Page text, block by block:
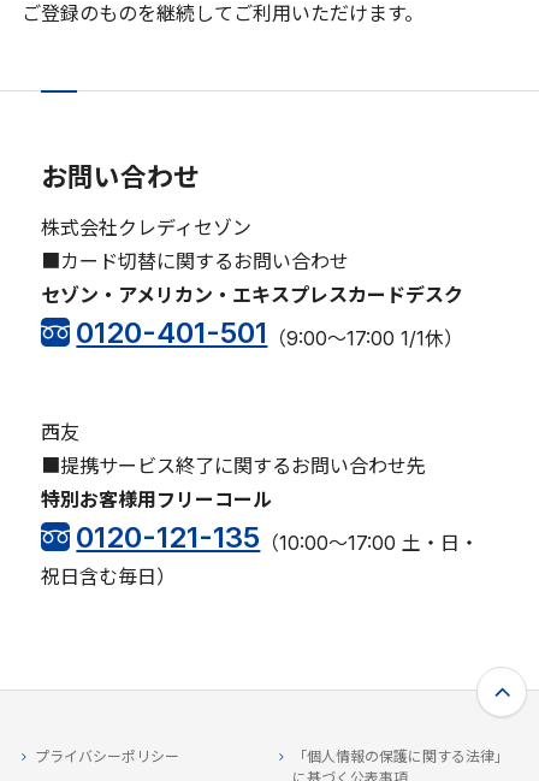
ご登録のものを継続してご利用いただけます。
お問い合わせ
株式会社クレディセゾン
■カード切替に関するお問い合わせ
セゾン・アメリカン・エキスプレスカードデスク
0120-401-501 （9:00～17:00 1/1休）
西友
■提携サービス終了に関するお問い合わせ先
特別お客様用フリーコール
0120-121-135 （10:00～17:00 土・日・
祝日含む毎日）
プライバシーポリシー
「個人情報の保護に関する法律」